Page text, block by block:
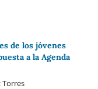
de los jóvenes
a la Agenda
Torres